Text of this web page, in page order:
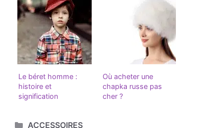
Le béret homme :
histoire et
signification
Où acheter une
chapka russe pas
cher ?
Catégories
ACCESSOIRES